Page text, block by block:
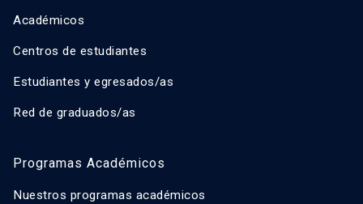
Académicos
Centros de estudiantes
Estudiantes y egresados/as
Red de graduados/as
Programas Académicos
Nuestros programas académicos